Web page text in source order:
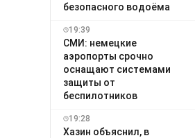
безопасного водоёма
19:39
СМИ: немецкие
аэропорты срочно
оснащают системами
защиты от
беспилотников
19:28
Хазин объяснил, в